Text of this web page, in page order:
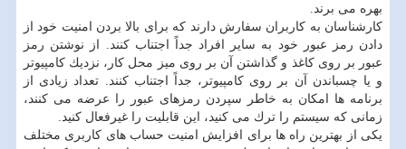
بهره می برند.
كارشناسان به كاربران سفارش دارند كه برای بالا بردن امنیت خود از
دادن رمز عبور خود به سایر افراد جداً اجتناب كنند. از نوشتن رمز
عبور بر روی كاغذ و گذاشتن آن بر روی میز محل كار، نزدیك كامپیوتر
و یا چسباندن آن بر روی كامپیوتر، جداً اجتناب كنند. تعداد زیادی از
برنامه ها امكان به خاطر سپردن رمزهای عبور را عرضه می كنند،
زمانی كه سیستم را ترك می كنید، این قابلیت را غیرفعال كنید.
یكی از بهترین راه ها برای افزایش امنیت حساب های كاربری مختلف